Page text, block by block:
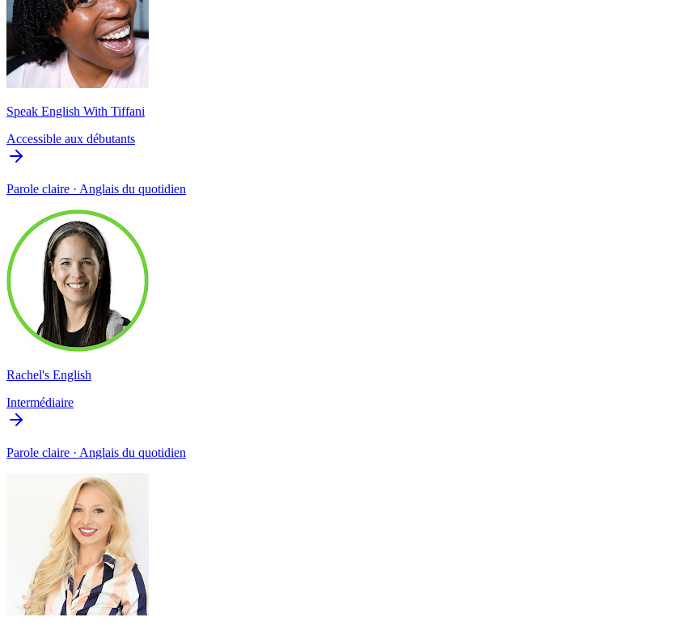
Speak English With Tiffani
Accessible aux débutants
Parole claire · Anglais du quotidien
Rachel's English
Intermédiaire
Parole claire · Anglais du quotidien